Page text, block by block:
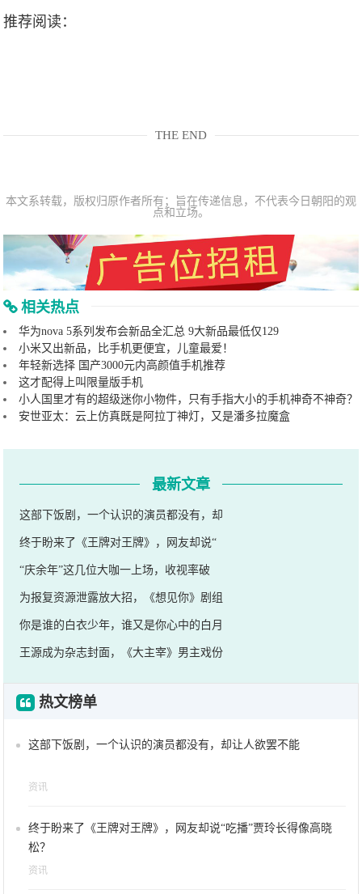
推荐阅读：
THE END
本文系转载，版权归原作者所有；旨在传递信息，不代表今日朝阳的观
点和立场。
相关热点
华为nova 5系列发布会新品全汇总 9大新品最低仅129
小米又出新品，比手机更便宜，儿童最爱！
年轻新选择 国产3000元内高颜值手机推荐
这才配得上叫限量版手机
小人国里才有的超级迷你小物件，只有手指大小的手机神奇不神奇？
安世亚太：云上仿真既是阿拉丁神灯，又是潘多拉魔盒
最新文章
这部下饭剧，一个认识的演员都没有，却
终于盼来了《王牌对王牌》，网友却说“
“庆余年”这几位大咖一上场，收视率破
为报复资源泄露放大招，《想见你》剧组
你是谁的白衣少年，谁又是你心中的白月
王源成为杂志封面，《大主宰》男主戏份
热文榜单
这部下饭剧，一个认识的演员都没有，却让人欲罢不能
资讯
终于盼来了《王牌对王牌》，网友却说“吃播”贾玲长得像高晓
松？
资讯